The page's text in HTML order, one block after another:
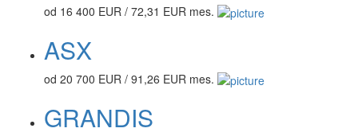
od 16 400 EUR / 72,31 EUR mes.
ASX
od 20 700 EUR / 91,26 EUR mes.
GRANDIS